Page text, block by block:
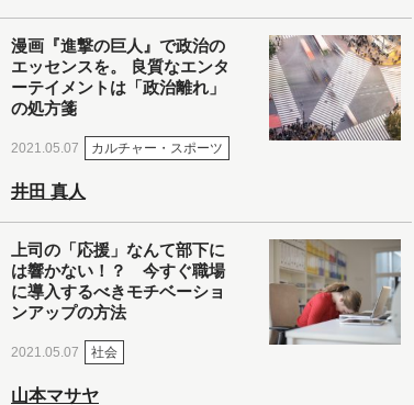
漫画『進撃の巨人』で政治の
エッセンスを。 良質なエンタ
ーテイメントは「政治離れ」
の処方箋
2021.05.07 カルチャー・スポーツ
井田 真人
上司の「応援」なんて部下に
は響かない！？ 今すぐ職場
に導入するべきモチベーショ
ンアップの方法
2021.05.07 社会
山本マサヤ